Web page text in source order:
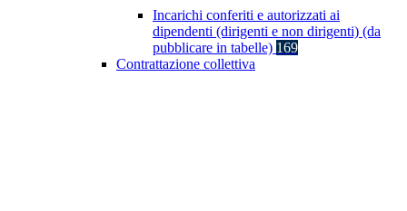
Incarichi conferiti e autorizzati ai
dipendenti (dirigenti e non dirigenti) (da
pubblicare in tabelle) 169
Contrattazione collettiva